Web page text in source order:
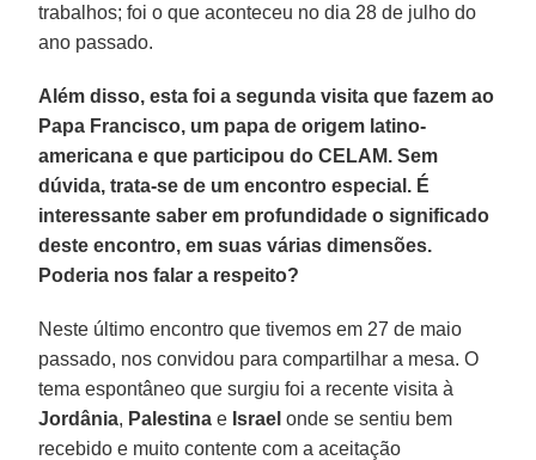
trabalhos; foi o que aconteceu no dia 28 de julho do
ano passado.
Além disso, esta foi a segunda visita que fazem ao
Papa Francisco, um papa de origem latino-
americana e que participou do CELAM. Sem
dúvida, trata-se de um encontro especial. É
interessante saber em profundidade o significado
deste encontro, em suas várias dimensões.
Poderia nos falar a respeito?
Neste último encontro que tivemos em 27 de maio
passado, nos convidou para compartilhar a mesa. O
tema espontâneo que surgiu foi a recente visita à
Jordânia, Palestina e Israel onde se sentiu bem
recebido e muito contente com a aceitação